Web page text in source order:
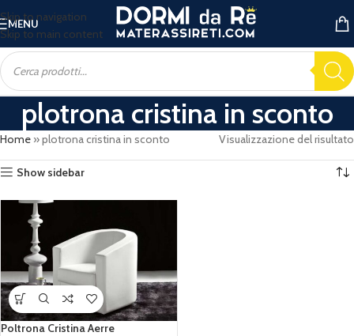
Skip to navigation
Skip to main content
MENU
plotrona cristina in sconto
Home »plotrona cristina in sconto Visualizzazione del risultato
Show sidebar
Poltrona Cristina Aerre